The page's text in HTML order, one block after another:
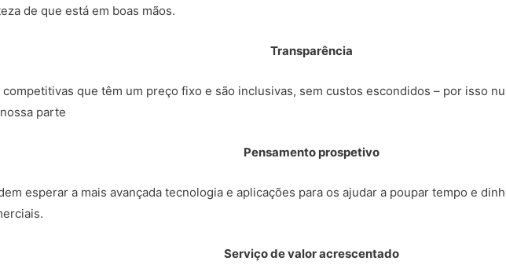
de que está em boas mãos.
Transparência
competitivas que têm um preço fixo e são inclusivas, sem custos escondidos – por isso
parte
Pensamento prospetivo
esperar a mais avançada tecnologia e aplicações para os ajudar a poupar tempo e
Serviço de valor acrescentado